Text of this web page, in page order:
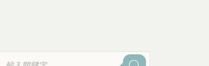
開
開